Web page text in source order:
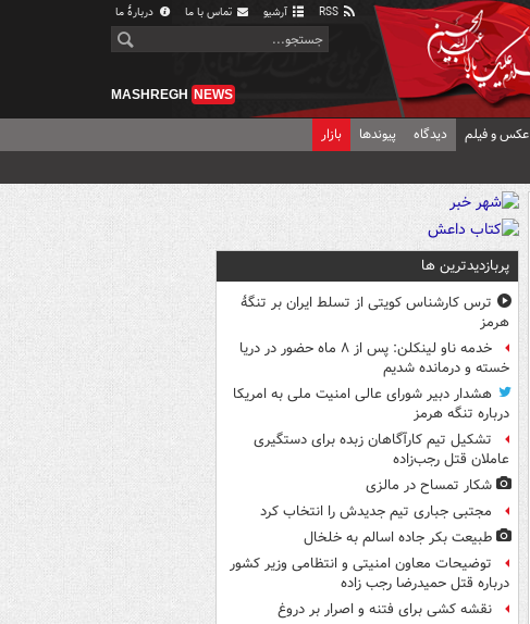
آرشیو تماس با ما دربارهٔ ما
MASHREGH NEWS
عکس و فیلم دیدگاه پیوندها بازار
پربازدیدترین ها
ترس کارشناس کویتی از تسلط ایران بر تنگۀ
هرمز
خدمه ناو لینکلن: پس از ۸ ماه حضور در دریا
خسته و درمانده‌ شدیم
هشدار دبیر شورای عالی امنیت ملی به امریکا
درباره تنگه هرمز
تشکیل تیم کارآگاهان زبده برای دستگیری
عاملان قتل رجب‌زاده
شکار تمساح در مالزی
مجتبی جباری تیم جدیدش را انتخاب کرد
طبیعت بکر جاده اسالم به خلخال
توضیحات معاون امنیتی و انتظامی وزیر کشور
درباره قتل حمیدرضا رجب زاده
نقشه کشی برای فتنه و اصرار بر دروغ